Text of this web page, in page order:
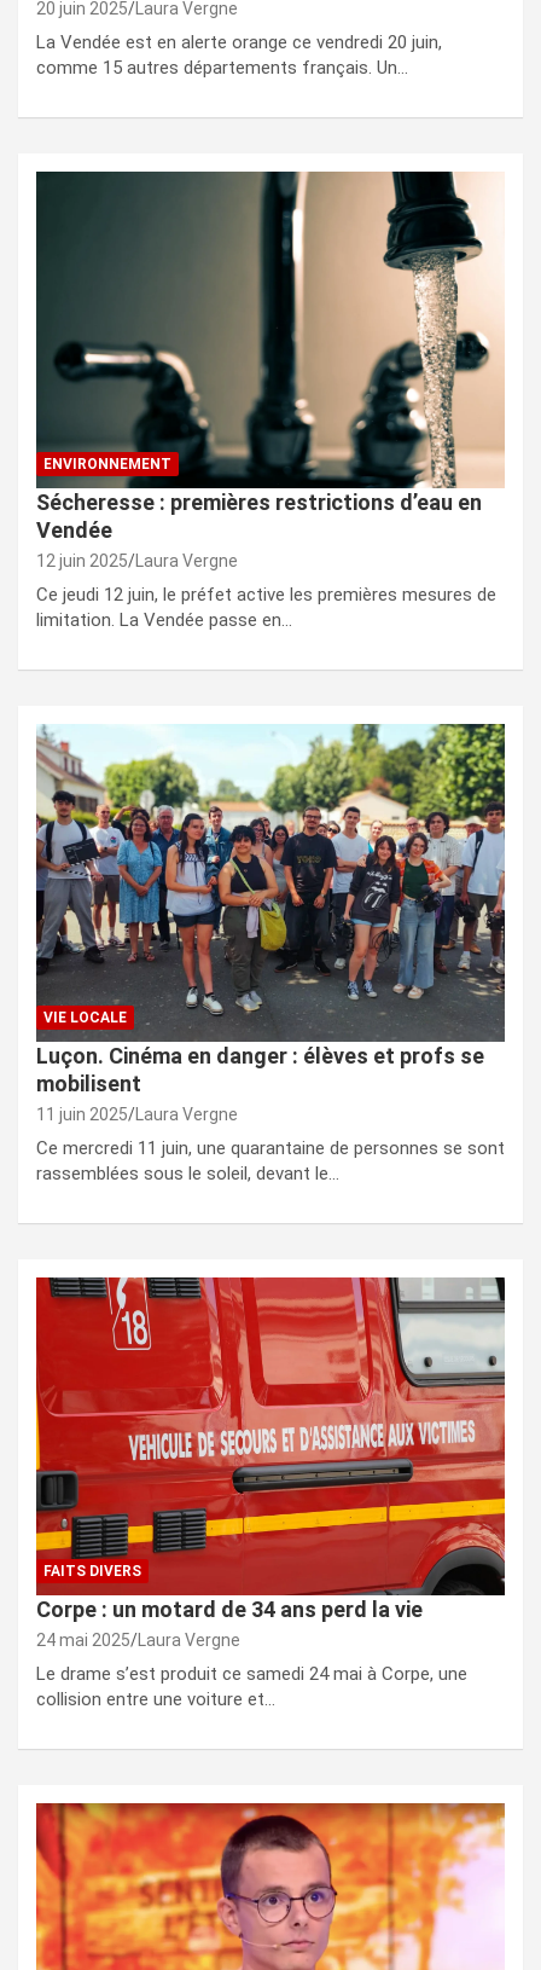
20 juin 2025 Laura Vergne
La Vendée est en alerte orange ce vendredi 20 juin,
comme 15 autres départements français. Un…
ENVIRONNEMENT
Sécheresse : premières restrictions d’eau en
Vendée
12 juin 2025 Laura Vergne
Ce jeudi 12 juin, le préfet active les premières mesures de
limitation. La Vendée passe en…
VIE LOCALE
Luçon. Cinéma en danger : élèves et profs se
mobilisent
11 juin 2025 Laura Vergne
Ce mercredi 11 juin, une quarantaine de personnes se sont
rassemblées sous le soleil, devant le…
FAITS DIVERS
Corpe : un motard de 34 ans perd la vie
24 mai 2025 Laura Vergne
Le drame s’est produit ce samedi 24 mai à Corpe, une
collision entre une voiture et…